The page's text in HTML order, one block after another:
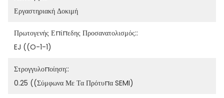
Εργαστηριακή Δοκιμή
Πρωτογενής Επίπεδης Προσανατολισμός::
EJ ((O-1-1)
Στρογγυλοποίηση::
0.25 ((Σύμφωνα Με Τα Πρότυπα SEMI)